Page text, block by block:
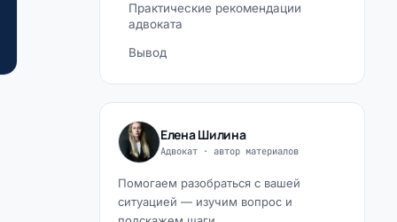
Практические рекомендации
адвоката
Вывод
Елена Шилина
Адвокат · автор материалов
Помогаем разобраться с вашей
ситуацией — изучим вопрос и